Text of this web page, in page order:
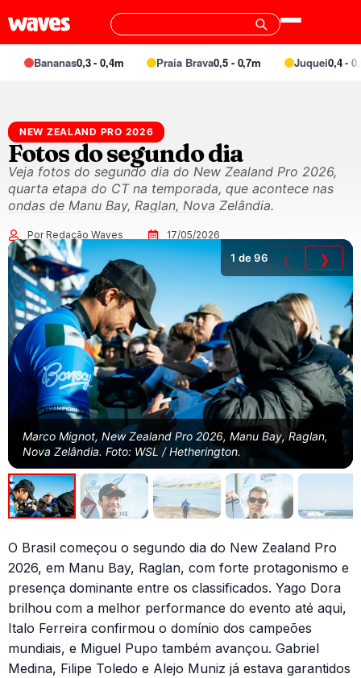
Bananas0,3 - 0,4m Praia Brava0,5 - 0,7m Juquei0,4 -
NEW ZEALAND PRO 2026
Fotos do segundo dia
Veja fotos do segundo dia do New Zealand Pro 2026,
quarta etapa do CT na temporada, que acontece nas
ondas de Manu Bay, Raglan, Nova Zelândia.
Por Redação Waves 17/05/2026
Marco Mignot, New Zealand Pro 2026, Manu Bay, Raglan,
Nova Zelândia. Foto: WSL / Hetherington.
1 de 96 ❮ ❯
O Brasil começou o segundo dia do New Zealand Pro
2026, em Manu Bay, Raglan, com forte protagonismo e
presença dominante entre os classificados. Yago Dora
brilhou com a melhor performance do evento até aqui,
Italo Ferreira confirmou o domínio dos campeões
mundiais, e Miguel Pupo também avançou. Gabriel
Medina, Filipe Toledo e Alejo Muniz já estava garantidos